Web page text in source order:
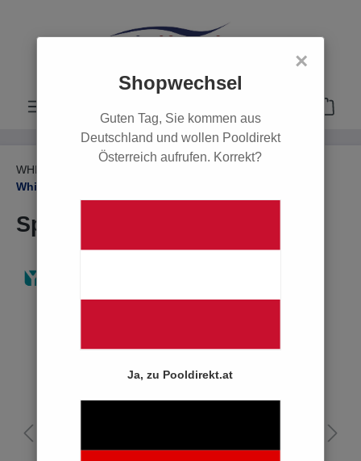
×
Shopwechsel
Guten Tag, Sie kommen aus
Deutschland und wollen Pooldirekt
Österreich aufrufen. Korrekt?
Ja, zu Pooldirekt.at
WHIRLPOOL & SAUNA
Whirlpool Wasserpflege
SpaTime Kalk-Ex
Bildergalerie überspringen